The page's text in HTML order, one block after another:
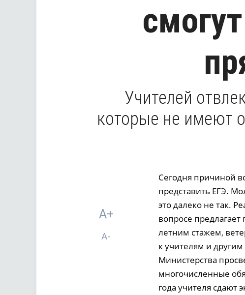
Учителей
которые не имеют
A+
A-
Сегодня причиной
представить ЕГЭ.
это далеко не так.
вопросе
летним стажем,
к учителям и
Министерства
многочисленные
года учителя